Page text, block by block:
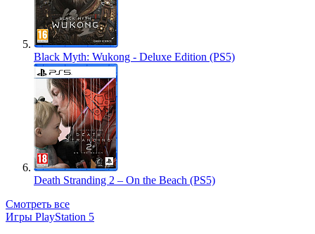
Black Myth: Wukong - Deluxe Edition (PS5)
Death Stranding 2 – On the Beach (PS5)
Смотреть все
Игры PlayStation 5